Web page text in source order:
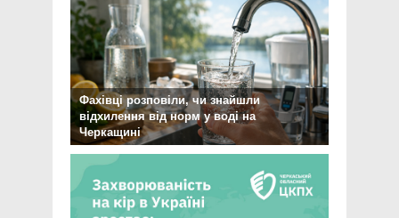
Фахівці розповіли, чи знайшли
відхилення від норм у воді на
Черкащині